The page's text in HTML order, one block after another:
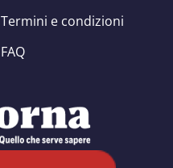
Termini e condizioni
FAQ